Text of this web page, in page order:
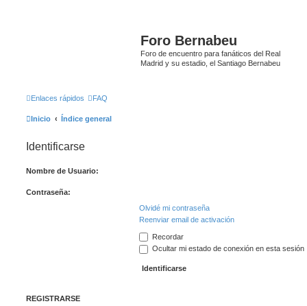
Foro Bernabeu
Foro de encuentro para fanáticos del Real
Madrid y su estadio, el Santiago Bernabeu
Enlaces rápidos FAQ
Inicio Índice general
Identificarse
Nombre de Usuario:
Contraseña:
Olvidé mi contraseña
Reenviar email de activación
Recordar
Ocultar mi estado de conexión en esta sesión
REGISTRARSE